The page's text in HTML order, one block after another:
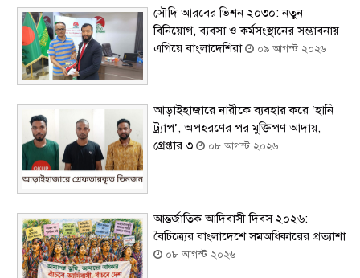
সৌদি আরবের ভিশন ২০৩০: নতুন
বিনিয়োগ, ব্যবসা ও কর্মসংস্থানের সম্ভাবনায়
এগিয়ে বাংলাদেশিরা
০৯ আগস্ট ২০২৬
আড়াইহাজারে নারীকে ব্যবহার করে ‘হানি
ট্র্যাপ’, অপহরণের পর মুক্তিপণ আদায়,
গ্রেপ্তার ৩
০৮ আগস্ট ২০২৬
আন্তর্জাতিক আদিবাসী দিবস ২০২৬:
বৈচিত্র্যের বাংলাদেশে সমঅধিকারের প্রত্যাশা
০৮ আগস্ট ২০২৬